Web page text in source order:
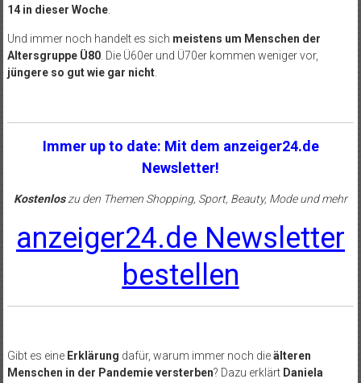
14 in dieser Woche.
Und immer noch handelt es sich meistens um Menschen der
Altersgruppe Ü80. Die Ü60er und Ü70er kommen weniger vor,
jüngere so gut wie gar nicht.
Immer up to date: Mit dem anzeiger24.de
Newsletter!
Kostenloszu den Themen Shopping, Sport, Beauty, Mode und mehr
anzeiger24.de Newsletter
bestellen
Gibt es eine Erklärung dafür, warum immer noch dieälteren
Menschen in der Pandemie versterben? Dazu erklärt Daniela